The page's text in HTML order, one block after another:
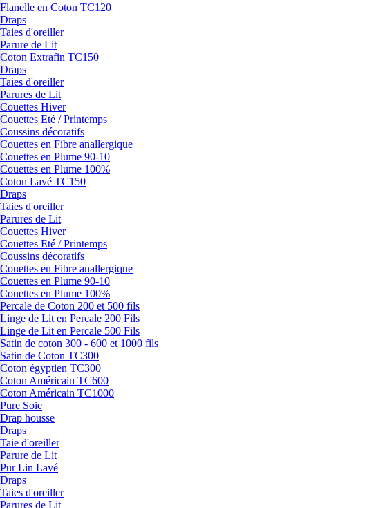
Flanelle en Coton TC120
Draps
Taies d'oreiller
Parure de Lit
Coton Extrafin TC150
Draps
Taies d'oreiller
Parures de Lit
Couettes Hiver
Couettes Eté / Printemps
Coussins décoratifs
Couettes en Fibre anallergique
Couettes en Plume 90-10
Couettes en Plume 100%
Coton Lavé TC150
Draps
Taies d'oreiller
Parures de Lit
Couettes Hiver
Couettes Eté / Printemps
Coussins décoratifs
Couettes en Fibre anallergique
Couettes en Plume 90-10
Couettes en Plume 100%
Percale de Coton 200 et 500 fils
Linge de Lit en Percale 200 Fils
Linge de Lit en Percale 500 Fils
Satin de coton 300 - 600 et 1000 fils
Satin de Coton TC300
Coton égyptien TC300
Coton Américain TC600
Coton Américain TC1000
Pure Soie
Drap housse
Draps
Taie d'oreiller
Parure de Lit
Pur Lin Lavé
Draps
Taies d'oreiller
Parures de Lit